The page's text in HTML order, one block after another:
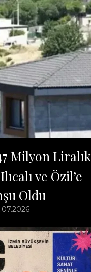
Milyon Liralık
ve Özil’e
Oldu